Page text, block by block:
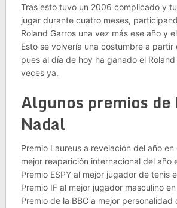
Tras esto tuvo un 2006 complicado y
jugar durante cuatro meses,
Roland Garros una vez más ese año y
Esto se volvería una costumbre a
pues al día de hoy ha ganado el Roland
veces ya.
Algunos premios de
Nadal
Premio Laureus a revelación del año
mejor reaparición internacional del año
Premio ESPY al mejor jugador de tenis
Premio IF al mejor jugador masculino
Premio de la BBC a mejor personalidad